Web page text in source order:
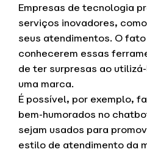
Empresas de tecnologia
serviços inovadores,
seus atendimentos. O
conhecerem essas
de ter surpresas ao
uma marca.
É possível, por exemplo,
bem-humorados no
sejam usados para
estilo de atendimento da